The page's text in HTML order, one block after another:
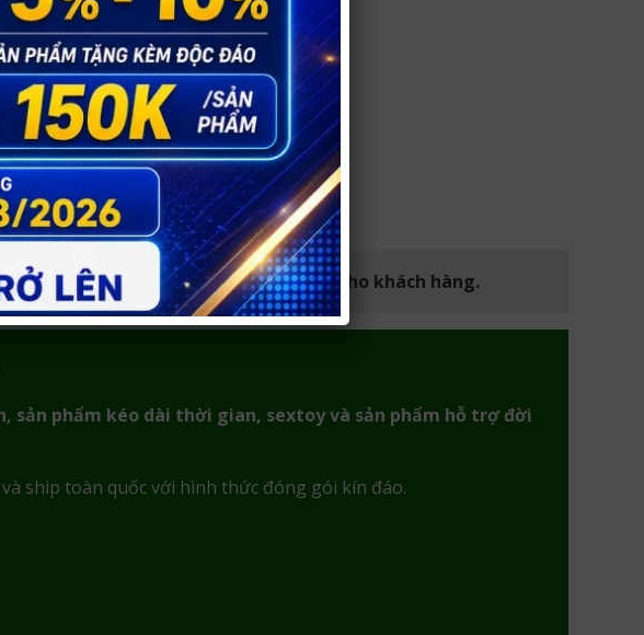
và trải nghiệm mua hàng an toàn cho khách hàng.
sản phẩm kéo dài thời gian, sextoy và sản phẩm hỗ trợ đời
và ship toàn quốc với hình thức đóng gói kín đáo.